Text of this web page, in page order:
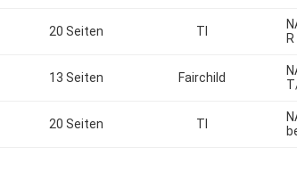
20 Seiten TI
R
13 Seiten Fairchild
20 Seiten TI